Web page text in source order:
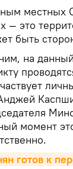
местных
— это
быть
на
момент
готов к